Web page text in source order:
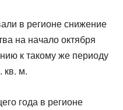
в регионе снижение
на начало октября
к такому же периоду
кв. м.
года в регионе